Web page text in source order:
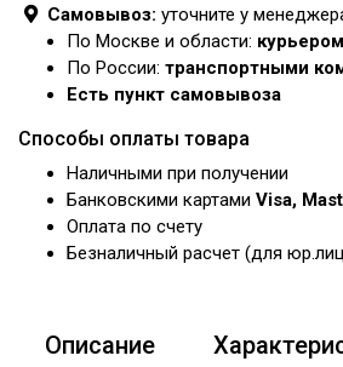
Самовывоз: уточните у
По Москве и области: курьером
По России: транспортными
Есть пункт самовывоза
Способы оплаты товара
Наличными при получении
Банковскими картами Visa,
Оплата по счету
Безналичный расчет (для
Описание